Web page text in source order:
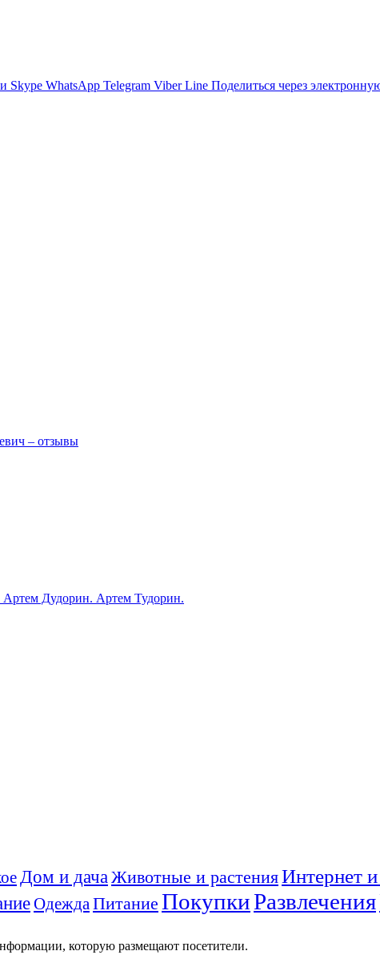
Skype WhatsApp Telegram Viber Line Поделиться через
– отзывы
Дудорин. Артем Тудорин.
Дом и дача Животные и растенияИнтернет и
Одежда Питание ПокупкиРазвлечения
которую размещают посетители.